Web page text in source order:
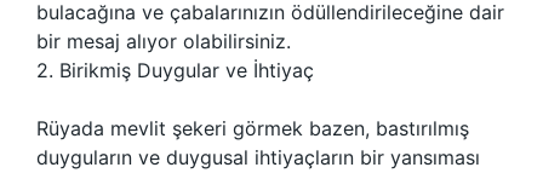
bulacağına ve çabalarınızın ödüllendirileceğine dair
bir mesaj alıyor olabilirsiniz.
2. Birikmiş Duygular ve İhtiyaç
Rüyada mevlit şekeri görmek bazen, bastırılmış
duyguların ve duygusal ihtiyaçların bir yansıması